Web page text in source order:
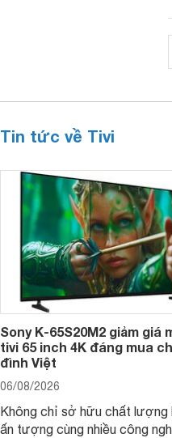
Tin tức về Tivi
Sony K-65S20M2 giảm giá
tivi 65 inch 4K đáng mua
đình Việt
06/08/2026
Không chỉ sở hữu chất lượng
ấn tượng cùng nhiều công